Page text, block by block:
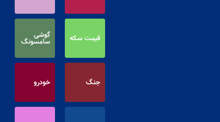
قیمت سکه گوشی
سامسونگ
جنگ خودرو